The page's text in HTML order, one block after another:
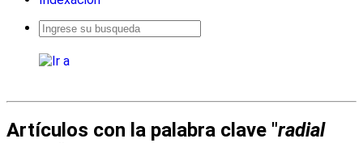
Artículos con la palabra clave "radial